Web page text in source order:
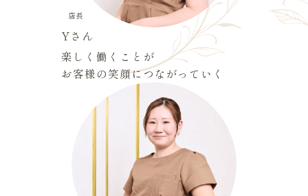
店長
Yさん
楽しく働くことが
お客様の笑顔につながっていく